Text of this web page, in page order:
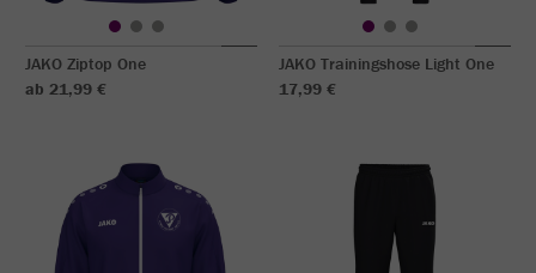
JAKO Ziptop One
ab 21,99 €
JAKO Trainingshose Light One
17,99 €